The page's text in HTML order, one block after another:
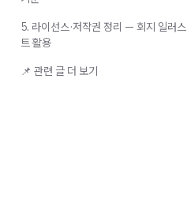
5. 라이선스·저작권 정리 — 회지 일러스
트 활용
📌 관련 글 더 보기